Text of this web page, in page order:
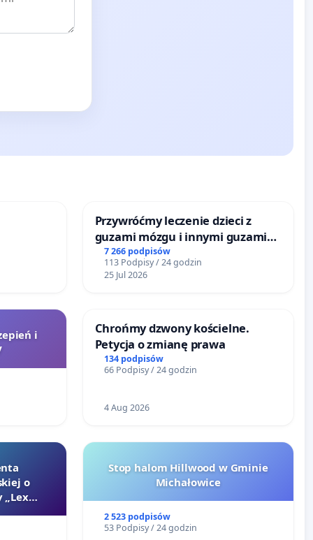
Przywróćmy leczenie dzieci z
guzami mózgu i innymi guzami
litymi do Górnośląskiego
Centrum Zdrowia Dziecka w
Katowicach
7 266 podpisów
113 Podpisy / 24 godzin
25 Jul 2026
i
Chrońmy dzwony kościelne.
Petycja o zmianę prawa
134 podpisów
66 Podpisy / 24 godzin
4 Aug 2026
o
„Lex
Stop halom Hillwood w Gminie
Michałowice
2 523 podpisów
53 Podpisy / 24 godzin